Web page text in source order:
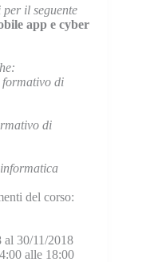
il seguente
app e cyber
formativo di
di
del corso:
al 30/11/2018
alle 18:00